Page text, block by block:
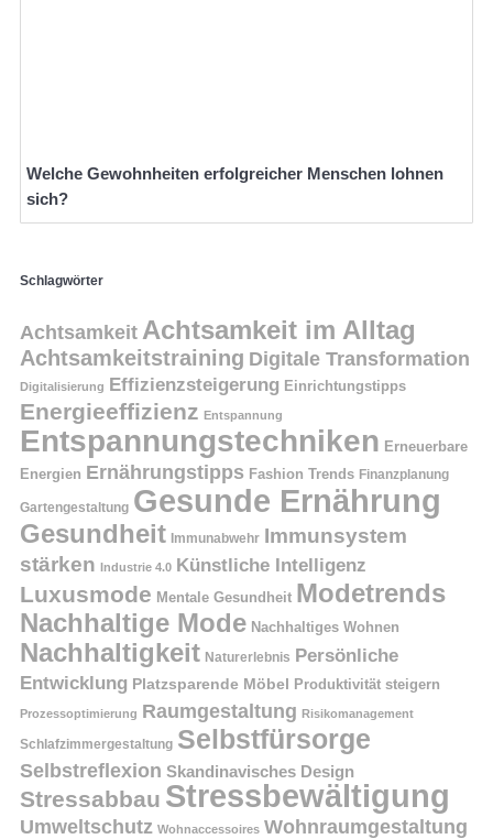
Welche Gewohnheiten erfolgreicher Menschen lohnen
sich?
Schlagwörter
Achtsamkeit Achtsamkeit im Alltag
Achtsamkeitstraining Digitale Transformation
Digitalisierung Effizienzsteigerung Einrichtungstipps
Energieeffizienz Entspannung
Entspannungstechniken Erneuerbare
Energien Ernährungstipps Fashion Trends Finanzplanung
Gartengestaltung Gesunde Ernährung
Gesundheit Immunabwehr Immunsystem
stärken Industrie 4.0 Künstliche Intelligenz
Luxusmode Mentale Gesundheit Modetrends
Nachhaltige Mode Nachhaltiges Wohnen
Nachhaltigkeit Naturerlebnis Persönliche
Entwicklung Platzsparende Möbel Produktivität steigern
Prozessoptimierung Raumgestaltung Risikomanagement
Schlafzimmergestaltung Selbstfürsorge
Selbstreflexion Skandinavisches Design
Stressabbau Stressbewältigung
Umweltschutz Wohnaccessoires Wohnraumgestaltung